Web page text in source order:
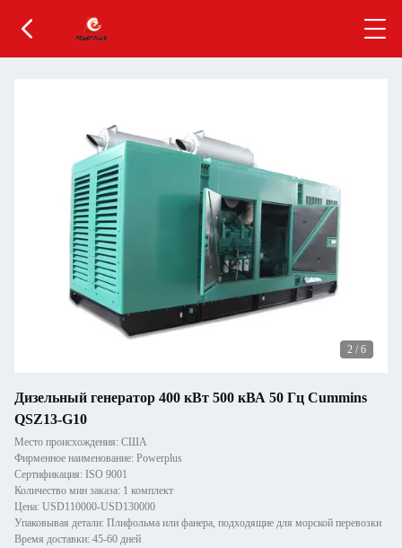
2 / 6
Дизельный генератор 400 кВт 500 кВА 50 Гц Cummins
QSZ13-G10
Место происхождения: США
Фирменное наименование: Powerplus
Сертификация: ISO 9001
Количество мин заказа: 1 комплект
Цена: USD110000-USD130000
Упаковывая детали: Плифольма или фанера, подходящие для морской перевозки
Время доставки: 45-60 дней